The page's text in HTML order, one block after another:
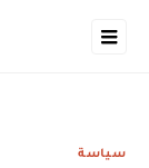
سياسة